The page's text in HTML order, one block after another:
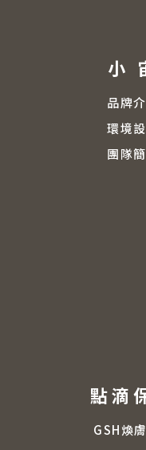
小
品牌
環境
團隊
點滴
GSH煥